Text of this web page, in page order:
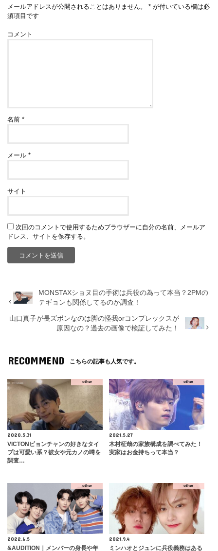
メールアドレスが公開されることはありません。 * が付いている欄は必
須項目です
コメント
名前*
メール*
サイト
次回のコメントで使用するためブラウザーに自分の名前、メールア
ドレス、サイトを保存する。
MONSTAXショヌ目の手術は兵役の為って本当？2PMの
テギョンも関係してるのか調査！
山口真子が長ズボンなのは脚の怪我orコンプレックスが
原因なの？過去の画像で検証してみた！
RECOMMEND こちらの記事も人気です。
other
2020.5.31
VICTONビョンチャンの好きなタイ
プは可愛い系？彼女や元カノの噂を
調査…
other
2021.5.27
木村柾哉の家族構成を調べてみた！
実家はお金持ちって本当？
other
2022.6.5
&AUDITION｜メンバーの身長や年
other
2021.9.4
ミンハオとジュンに兵役義務はある